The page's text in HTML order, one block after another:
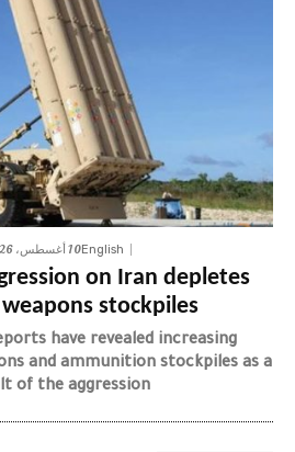
English10 أغسطس، 2026
on Iran depletes
stockpiles
have revealed increasing
and ammunition stockpiles as a
of the aggression...